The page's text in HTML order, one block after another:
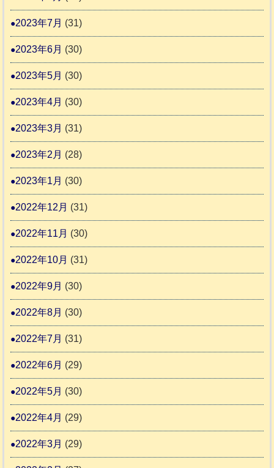
2023年7月 (31)
2023年6月 (30)
2023年5月 (30)
2023年4月 (30)
2023年3月 (31)
2023年2月 (28)
2023年1月 (30)
2022年12月 (31)
2022年11月 (30)
2022年10月 (31)
2022年9月 (30)
2022年8月 (30)
2022年7月 (31)
2022年6月 (29)
2022年5月 (30)
2022年4月 (29)
2022年3月 (29)